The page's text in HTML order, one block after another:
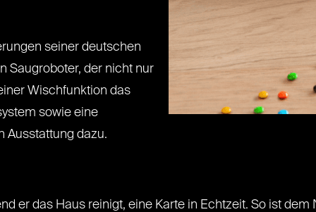
seiner deutschen
Saugroboter, der nicht nur
Wischfunktion das
sowie eine
Ausstattung dazu.
er das Haus reinigt, eine Karte in Echtzeit. So ist